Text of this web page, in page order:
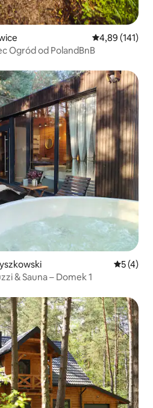
Średnia
4,89 (141)
Ogród od PolandBnB
Średnia
5 (4)
& Sauna – Domek 1